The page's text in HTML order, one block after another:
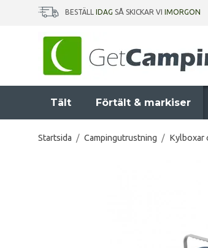
BESTÄLL IDAG SÅ SKICKAR VI IMORGON
Tält Förtält & markiser
Startsida / Campingutrustning / Kylboxar